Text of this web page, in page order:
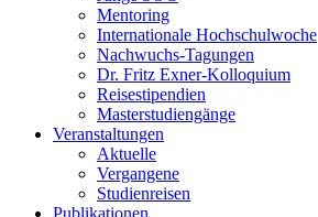
Mentoring
Internationale Hochschulwoche
Nachwuchs-Tagungen
Dr. Fritz Exner-Kolloquium
Reisestipendien
Masterstudiengänge
Veranstaltungen
Aktuelle
Vergangene
Studienreisen
Publikationen